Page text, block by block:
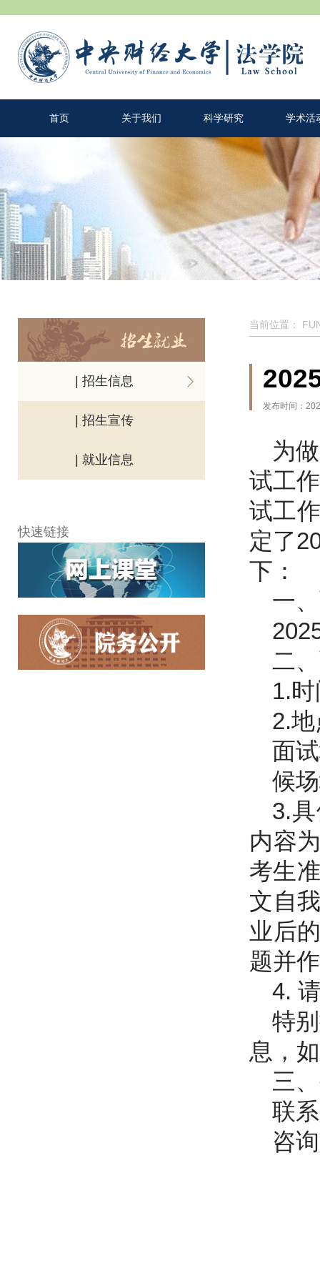
首页 关于我们 科学研究 学术活
| 招生信息
| 招生宣传
| 就业信息
快速链接
当前位置：
发布时间：
为
试工
试工
定了
下：
一
二
1.
2.
面
候
3.
内容
考生
文自
业后
题并
4.
特
息，
三
联
咨